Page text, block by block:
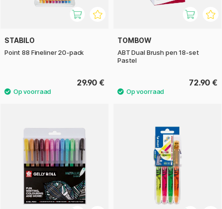
STABILO
Point 88 Fineliner 20-pack
29.90 €
TOMBOW
ABT Dual Brush pen 18-set
Pastel
72.90 €